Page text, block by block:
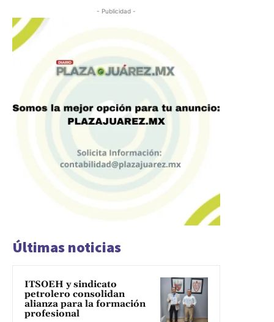
- Publicidad -
Últimas noticias
ITSOEH y sindicato
petrolero consolidan
alianza para la formación
profesional